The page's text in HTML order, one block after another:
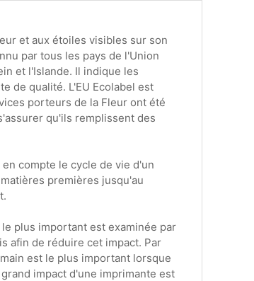
et aux étoiles visibles sur son
par tous les pays de l'Union
et l'Islande. Il indique les
de qualité. L'EU Ecolabel est
porteurs de la Fleur ont été
qu'ils remplissent des
compte le cycle de vie d'un
premières jusqu'au
plus important est examinée par
afin de réduire cet impact. Par
est le plus important lorsque
impact d'une imprimante est